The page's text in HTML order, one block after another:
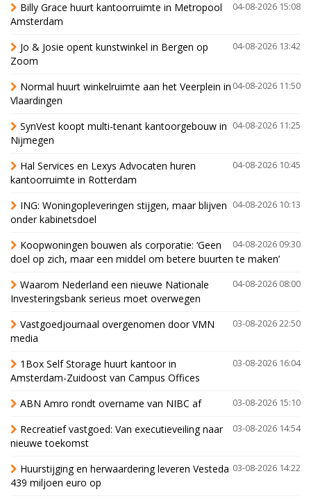
04-08-2026 15:08
Billy Grace huurt kantoorruimte in Metropool
Amsterdam
04-08-2026 13:42
Jo & Josie opent kunstwinkel in Bergen op
Zoom
04-08-2026 11:50
Normal huurt winkelruimte aan het Veerplein in
Vlaardingen
04-08-2026 11:25
SynVest koopt multi-tenant kantoorgebouw in
Nijmegen
04-08-2026 10:45
Hal Services en Lexys Advocaten huren
kantoorruimte in Rotterdam
04-08-2026 10:13
ING: Woningopleveringen stijgen, maar blijven
onder kabinetsdoel
04-08-2026 09:30
Koopwoningen bouwen als corporatie: ‘Geen
doel op zich, maar een middel om betere buurten te maken’
04-08-2026 08:00
Waarom Nederland een nieuwe Nationale
Investeringsbank serieus moet overwegen
03-08-2026 22:50
Vastgoedjournaal overgenomen door VMN
media
03-08-2026 16:04
1Box Self Storage huurt kantoor in
Amsterdam-Zuidoost van Campus Offices
03-08-2026 15:10
ABN Amro rondt overname van NIBC af
03-08-2026 14:54
Recreatief vastgoed: Van executieveiling naar
nieuwe toekomst
03-08-2026 14:22
Huurstijging en herwaardering leveren Vesteda
439 miljoen euro op